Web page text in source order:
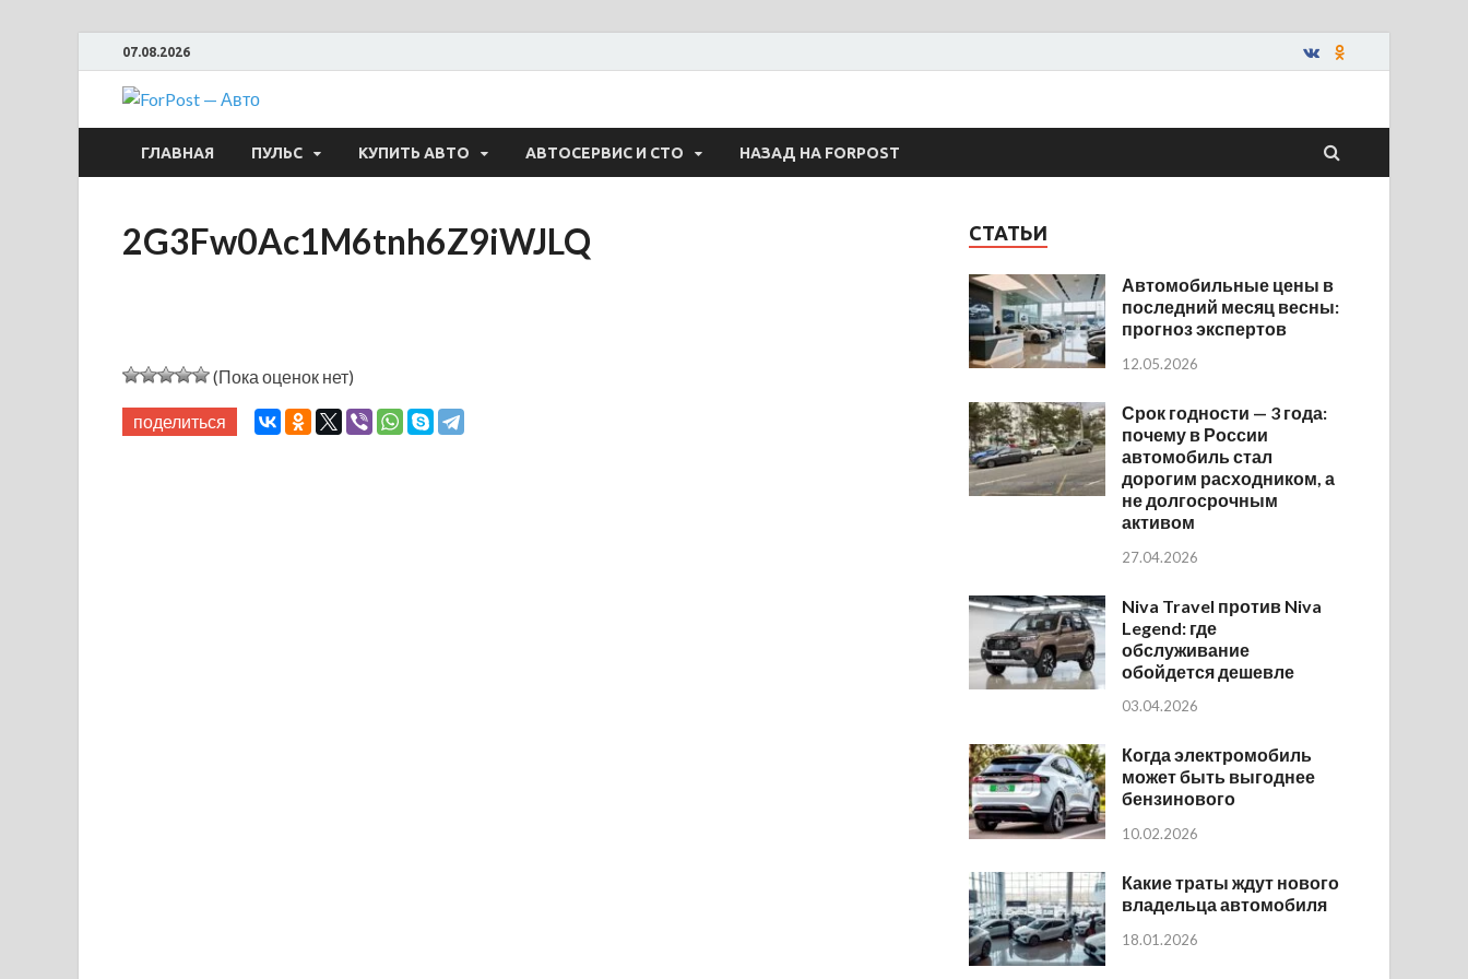
07.08.2026
ForPost — Авто
ГЛАВНАЯ ПУЛЬС КУПИТЬ АВТО АВТОСЕРВИС И СТО НАЗАД НА FORPOST
2G3Fw0Ac1M6tnh6Z9iWJLQ
(Пока оценок нет)
поделиться
СТАТЬИ
Автомобильные цены в
последний месяц весны:
прогноз экспертов
12.05.2026
Срок годности — 3 года:
почему в России
автомобиль стал
дорогим расходником, а
не долгосрочным
активом
27.04.2026
Niva Travel против Niva
Legend: где
обслуживание
обойдется дешевле
03.04.2026
Когда электромобиль
может быть выгоднее
бензинового
10.02.2026
Какие траты ждут нового
владельца автомобиля
18.01.2026